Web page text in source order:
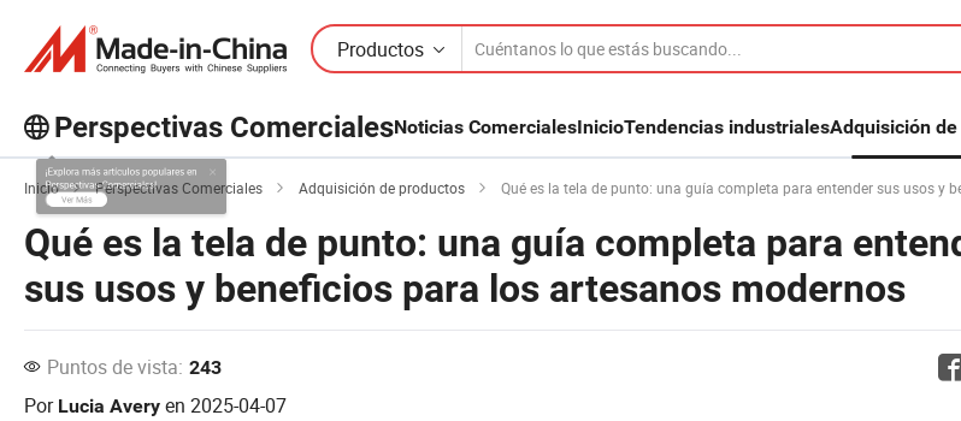
Productos
Perspectivas ComercialesNoticias ComercialesInicioTendencias industrialesAdquisición
¡Explora más artículos populares en
Perspectivas Comerciales!
Ver Más
Inicio Perspectivas Comerciales Adquisición de productos Qué es la tela de punto: una guía completa para entender sus usos y beneficios para los
Qué es la tela de punto: una guía completa para
sus usos y beneficios para los artesanos modernos
Puntos de vista: 243
Por Lucia Avery en 2025-04-07